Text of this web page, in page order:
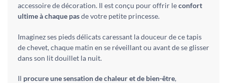
accessoire de décoration. Il est conçu pour offrir leconfort
ultime à chaque pasde votre petite princesse.
Imaginez ses pieds délicats caressant la douceur de ce tapis
de chevet, chaque matin en se réveillant ou avant de se glisser
dans son lit douillet la nuit.
Il procure une sensation de chaleur et de bien-être,